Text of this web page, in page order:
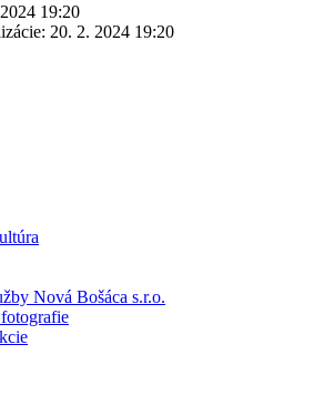
19:20
20. 2. 2024 19:20
Nová Bošáca s.r.o.